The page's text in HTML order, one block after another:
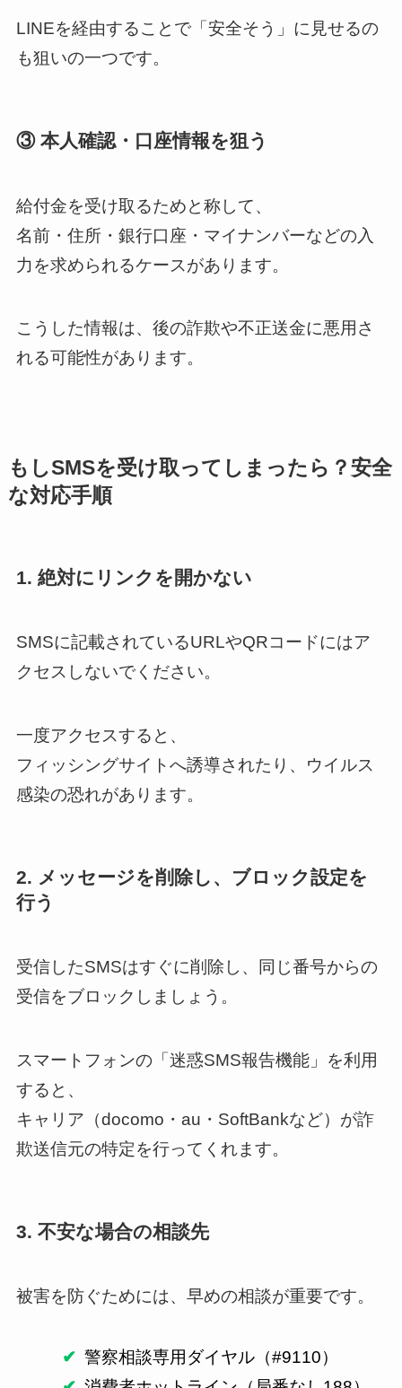
LINEを経由することで「安全そう」に見せるの
も狙いの一つです。
③ 本人確認・口座情報を狙う
給付金を受け取るためと称して、
名前・住所・銀行口座・マイナンバーなどの入
力を求められるケースがあります。
こうした情報は、後の詐欺や不正送金に悪用さ
れる可能性があります。
もしSMSを受け取ってしまったら？安全
な対応手順
1. 絶対にリンクを開かない
SMSに記載されているURLやQRコードにはア
クセスしないでください。
一度アクセスすると、
フィッシングサイトへ誘導されたり、ウイルス
感染の恐れがあります。
2. メッセージを削除し、ブロック設定を
行う
受信したSMSはすぐに削除し、同じ番号からの
受信をブロックしましょう。
スマートフォンの「迷惑SMS報告機能」を利用
すると、
キャリア（docomo・au・SoftBankなど）が詐
欺送信元の特定を行ってくれます。
3. 不安な場合の相談先
被害を防ぐためには、早めの相談が重要です。
警察相談専用ダイヤル（#9110）